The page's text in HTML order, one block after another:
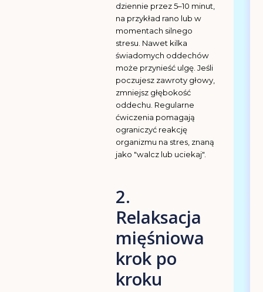
dziennie przez 5–10 minut,
na przykład rano lub w
momentach silnego
stresu. Nawet kilka
świadomych oddechów
może przynieść ulgę. Jeśli
poczujesz zawroty głowy,
zmniejsz głębokość
oddechu. Regularne
ćwiczenia pomagają
ograniczyć reakcję
organizmu na stres, znaną
jako "walcz lub uciekaj".
2.
Relaksacja
mięśniowa
krok po
kroku